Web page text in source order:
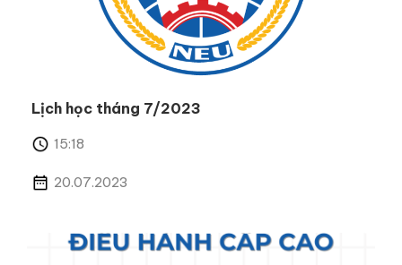
Lịch học tháng 7/2023
15:18
20.07.2023